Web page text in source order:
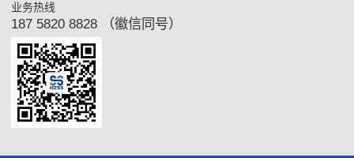
业务热线
187 5820 8828 （徽信同号）